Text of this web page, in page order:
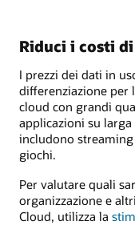
Riduci i costi
I prezzi dei dati in
differenziazione per
cloud con grandi
applicazioni su
includono
giochi.
Per valutare quali
organizzazione e
Cloud, utilizza la